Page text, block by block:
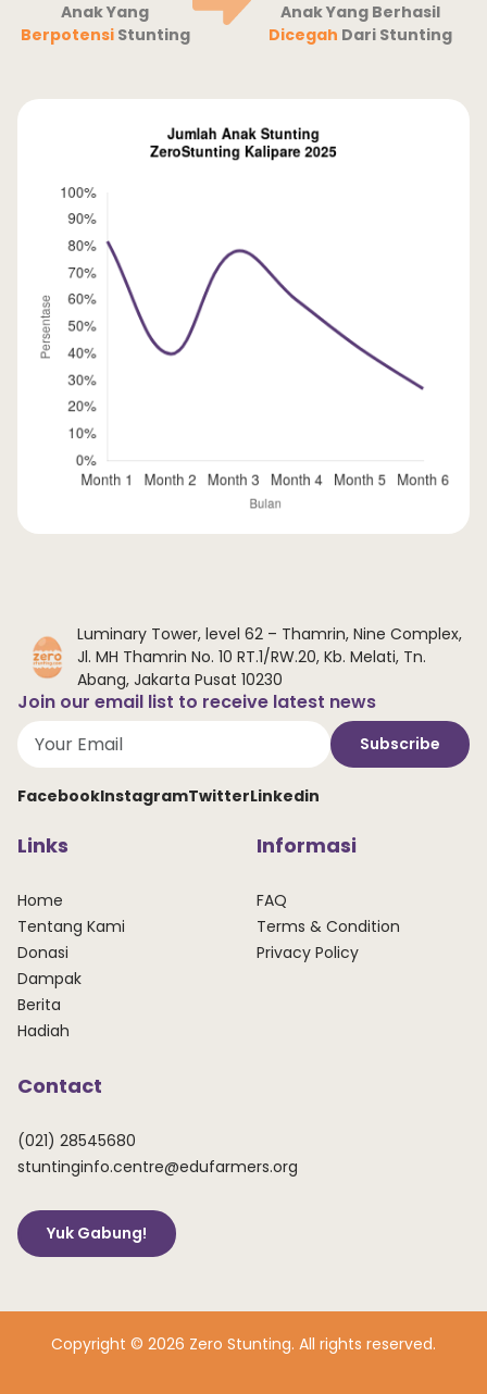
Anak Yang
BerpotensiStunting
Anak Yang Berhasil
Dicegah Dari Stunting
Luminary Tower, level 62 – Thamrin, Nine Complex,
Jl. MH Thamrin No. 10 RT.1/RW.20, Kb. Melati, Tn.
Abang, Jakarta Pusat 10230
Join our email list to receive latest news
Subscribe
FacebookInstagramTwitterLinkedin
Links
Home
Tentang Kami
Donasi
Dampak
Berita
Hadiah
Informasi
FAQ
Terms & Condition
Privacy Policy
Contact
(021) 28545680
stuntinginfo.centre@edufarmers.org
Yuk Gabung!
Copyright © 2026 Zero Stunting. All rights reserved.